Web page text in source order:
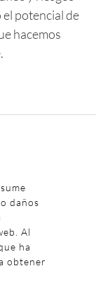
potencial de
hacemos
daños
Al
ha
obtener